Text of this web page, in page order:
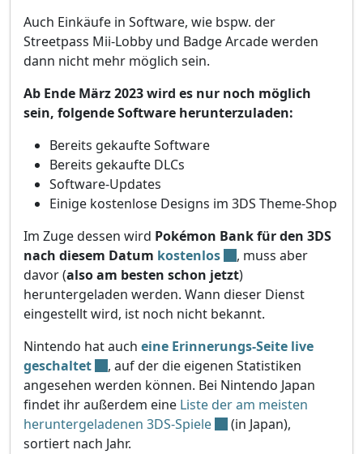
Auch Einkäufe in Software, wie bspw. der
Streetpass Mii-Lobby und Badge Arcade werden
dann nicht mehr möglich sein.
Ab Ende März 2023 wird es nur noch möglich
sein, folgende Software herunterzuladen:
Bereits gekaufte Software
Bereits gekaufte DLCs
Software-Updates
Einige kostenlose Designs im 3DS Theme-Shop
Im Zuge dessen wird Pokémon Bank für den 3DS
nach diesem Datum kostenlos
, muss aber
davor (also am besten schon jetzt)
heruntergeladen werden. Wann dieser Dienst
eingestellt wird, ist noch nicht bekannt.
Nintendo hat auch eine Erinnerungs-Seite live
geschaltet
, auf der die eigenen Statistiken
angesehen werden können. Bei Nintendo Japan
findet ihr außerdem eine Liste der am meisten
heruntergeladenen 3DS-Spiele
(in Japan),
sortiert nach Jahr.